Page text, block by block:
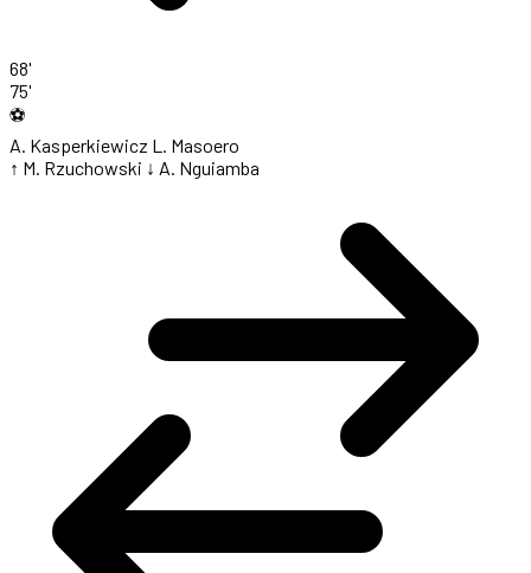
68'
75'
⚽
A. Kasperkiewicz L. Masoero
↑ M. Rzuchowski ↓ A. Nguiamba